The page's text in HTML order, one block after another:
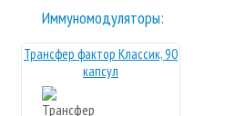
Иммуномодуляторы:
Трансфер фактор Классик, 90
капсул